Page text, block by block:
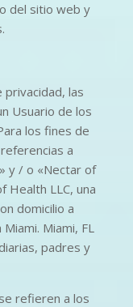
del sitio web y
las
Usuario de los
los fines de
a
y / o «Nectar of
Health LLC, una
domicilio a
Miami, FL
padres y
refieren a los